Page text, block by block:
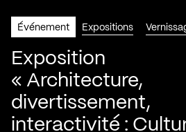
Événement Expositions
Exposition
« Architecture,
divertissement,
interactivité :